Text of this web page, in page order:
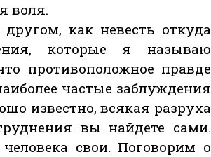
воля.
как невесть откуда
которые я называю
противоположное правде
частые заблуждения
известно, всякая разруха
вы найдете сами.
свои. Поговорим о